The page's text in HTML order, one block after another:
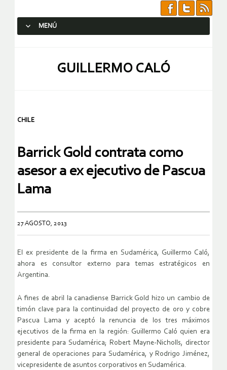
MENÚ
GUILLERMO CALÓ
CHILE
Barrick Gold contrata como
asesor a ex ejecutivo de Pascua
Lama
27 AGOSTO, 2013
El ex presidente de la firma en Sudamérica, Guillermo Caló,
ahora es consultor externo para temas estratégicos en
Argentina.
A fines de abril la canadiense Barrick Gold hizo un cambio de
timón clave para la continuidad del proyecto de oro y cobre
Pascua Lama y aceptó la renuncia de los tres máximos
ejecutivos de la firma en la región: Guillermo Caló quien era
presidente para Sudamérica; Robert Mayne-Nicholls, director
general de operaciones para Sudamérica, y Rodrigo Jiménez,
vicepresidente de asuntos corporativos en Sudamérica.